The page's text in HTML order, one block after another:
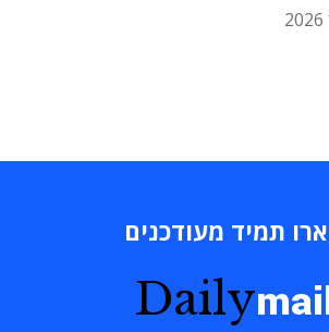
תמיד מעודכנים
Daily